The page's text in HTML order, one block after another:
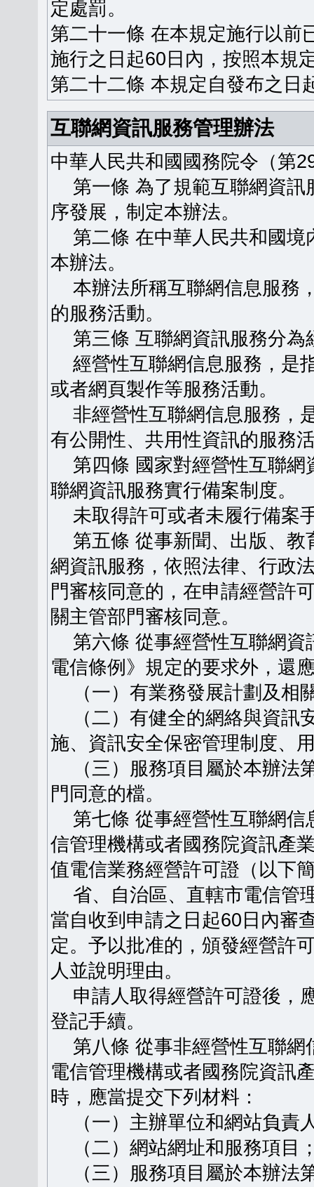
定處罰。
第二十一條 在本規定施行以前
施行之日起60日內，按照本規
第二十二條 本規定自發布之日
互聯網資訊服務管理辦法
中華人民共和國國務院令（第
第一條 為了規範互聯網資訊
序發展，制定本辦法。
第二條 在中華人民共和國境
本辦法。
本辦法所稱互聯網信息服務
的服務活動。
第三條 互聯網資訊服務分為
經營性互聯網信息服務，是
或者網頁製作等服務活動。
非經營性互聯網信息服務，
有公開性、共用性資訊的服務
第四條 國家對經營性互聯網
聯網資訊服務實行備案制度。
未取得許可或者未履行備案
第五條 從事新聞、出版、教
網資訊服務，依照法律、行政
門審核同意的，在申請經營許
關主管部門審核同意。
第六條 從事經營性互聯網資
電信條例》規定的要求外，還
（一）有業務發展計劃及相
（二）有健全的網絡與資訊
施、資訊安全保密管理制度、
（三）服務項目屬於本辦法
門同意的檔。
第七條 從事經營性互聯網信
信管理機構或者國務院資訊產
值電信業務經營許可證（以下
省、自治區、直轄市電信管
當自收到申請之日起60日內審
定。予以批准的，頒發經營許
人並說明理由。
申請人取得經營許可證後，
登記手續。
第八條 從事非經營性互聯網
電信管理機構或者國務院資訊
時，應當提交下列材料：
（一）主辦單位和網站負責
（二）網站網址和服務項目
（三）服務項目屬於本辦法